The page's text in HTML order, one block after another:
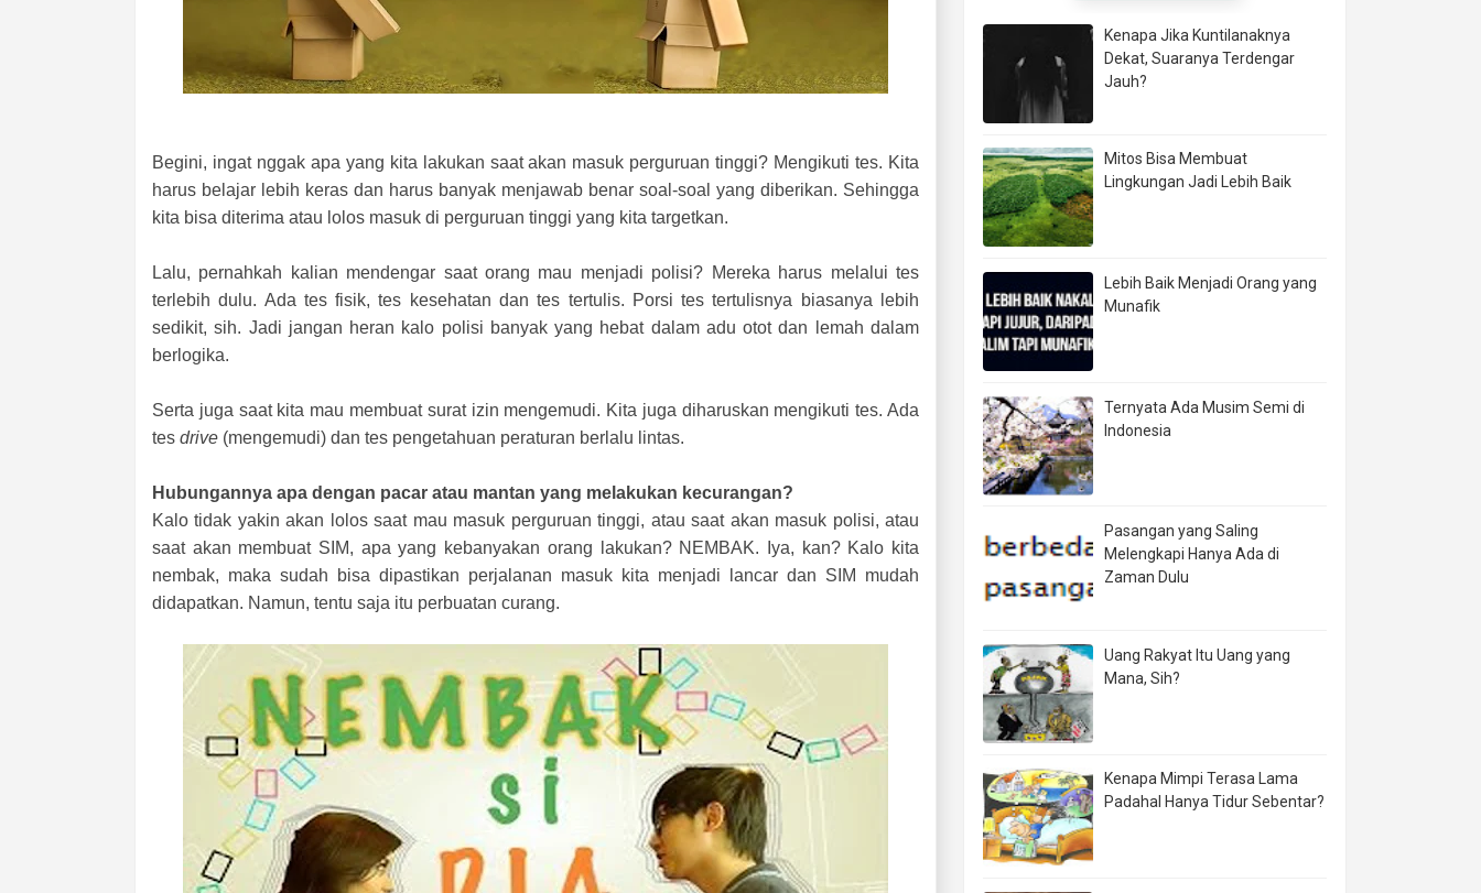
Begini, ingat nggak apa yang kita lakukan saat akan masuk perguruan tinggi? Mengikuti tes. Kita
harus belajar lebih keras dan harus banyak menjawab benar soal-soal yang diberikan. Sehingga
kita bisa diterima atau lolos masuk di perguruan tinggi yang kita targetkan.
Lalu, pernahkah kalian mendengar saat orang mau menjadi polisi? Mereka harus melalui tes
terlebih dulu. Ada tes fisik, tes kesehatan dan tes tertulis. Porsi tes tertulisnya biasanya lebih
sedikit, sih. Jadi jangan heran kalo polisi banyak yang hebat dalam adu otot dan lemah dalam
berlogika.
Serta juga saat kita mau membuat surat izin mengemudi. Kita juga diharuskan mengikuti tes. Ada
tes drive (mengemudi) dan tes pengetahuan peraturan berlalu lintas.
Hubungannya apa dengan pacar atau mantan yang melakukan kecurangan?
Kalo tidak yakin akan lolos saat mau masuk perguruan tinggi, atau saat akan masuk polisi, atau
saat akan membuat SIM, apa yang kebanyakan orang lakukan? NEMBAK. Iya, kan? Kalo kita
nembak, maka sudah bisa dipastikan perjalanan masuk kita menjadi lancar dan SIM mudah
didapatkan. Namun, tentu saja itu perbuatan curang.
Kenapa Jika Kuntilanaknya
Dekat, Suaranya Terdengar
Jauh?
Mitos Bisa Membuat
Lingkungan Jadi Lebih Baik
Lebih Baik Menjadi Orang yang
Munafik
Ternyata Ada Musim Semi di
Indonesia
Pasangan yang Saling
Melengkapi Hanya Ada di
Zaman Dulu
Uang Rakyat Itu Uang yang
Mana, Sih?
Kenapa Mimpi Terasa Lama
Padahal Hanya Tidur Sebentar?